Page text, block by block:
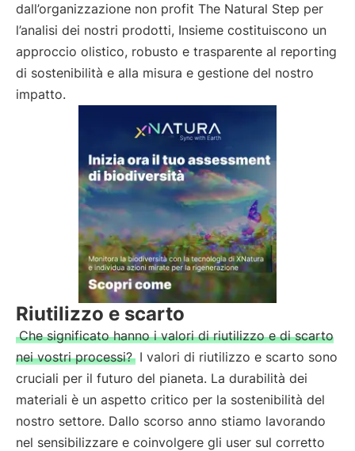
dall’organizzazione non profit The Natural Step per
l’analisi dei nostri prodotti, Insieme costituiscono un
approccio olistico, robusto e trasparente al reporting
di sostenibilità e alla misura e gestione del nostro
impatto.
Riutilizzo e scarto
Che significato hanno i valori di riutilizzo e di scarto
nei vostri processi? I valori di riutilizzo e scarto sono
cruciali per il futuro del pianeta. La durabilità dei
materiali è un aspetto critico per la sostenibilità del
nostro settore. Dallo scorso anno stiamo lavorando
nel sensibilizzare e coinvolgere gli user sul corretto